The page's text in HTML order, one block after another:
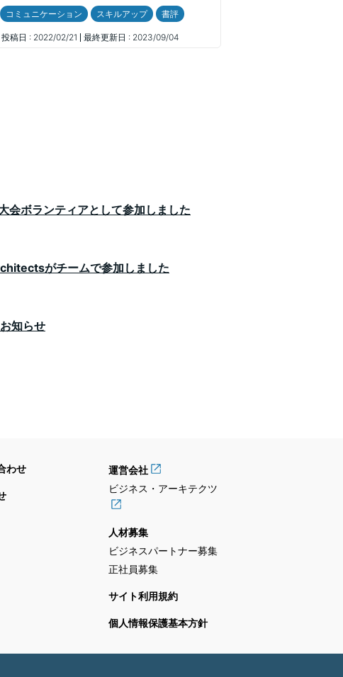
【「具体⇔抽象」トレーニング: 思考力が
飛躍的にアップする29問】を読んだ書評
コミュニケーション スキルアップ 書評
投稿日 : 2022/02/21 最終更新日 : 2023/09/04
会ボランティアとして参加しました
がチームで参加しました
知らせ
わせ
運営会社
ビジネス・アーキテクツ
人材募集
ビジネスパートナー募集
正社員募集
サイト利用規約
個人情報保護基本方針